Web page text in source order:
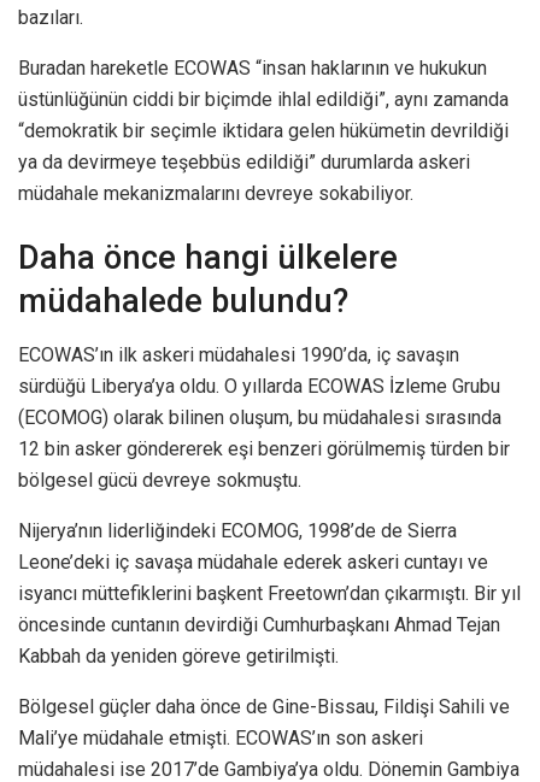
bazıları.
Buradan hareketle ECOWAS “insan haklarının ve hukukun
üstünlüğünün ciddi bir biçimde ihlal edildiği”, aynı zamanda
“demokratik bir seçimle iktidara gelen hükümetin devrildiği
ya da devirmeye teşebbüs edildiği” durumlarda askeri
müdahale mekanizmalarını devreye sokabiliyor.
Daha önce hangi ülkelere
müdahalede bulundu?
ECOWAS’ın ilk askeri müdahalesi 1990’da, iç savaşın
sürdüğü Liberya’ya oldu. O yıllarda ECOWAS İzleme Grubu
(ECOMOG) olarak bilinen oluşum, bu müdahalesi sırasında
12 bin asker göndererek eşi benzeri görülmemiş türden bir
bölgesel gücü devreye sokmuştu.
Nijerya’nın liderliğindeki ECOMOG, 1998’de de Sierra
Leone’deki iç savaşa müdahale ederek askeri cuntayı ve
isyancı müttefiklerini başkent Freetown’dan çıkarmıştı. Bir yıl
öncesinde cuntanın devirdiği Cumhurbaşkanı Ahmad Tejan
Kabbah da yeniden göreve getirilmişti.
Bölgesel güçler daha önce de Gine-Bissau, Fildişi Sahili ve
Mali’ye müdahale etmişti. ECOWAS’ın son askeri
müdahalesi ise 2017’de Gambiya’ya oldu. Dönemin Gambiya